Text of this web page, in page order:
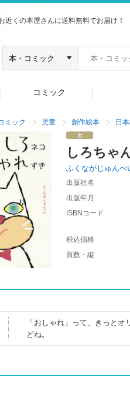
近くの本屋さんに送料無料でお届け！
コミック
ミック 児童 創作絵本 日
しろちゃ
ふくながじゅんぺ
出版社名
出版年月
ISBNコード
税込価格
頁数・縦
「おしゃれ」って、きっと
どね。